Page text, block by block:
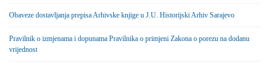
Obaveze dostavljanja prepisa Arhivske knjige u J.U. Historijski Arhiv Sarajevo
Pravilnik o izmjenama i dopunama Pravilnika o primjeni Zakona o porezu na dodanu
vrijednost